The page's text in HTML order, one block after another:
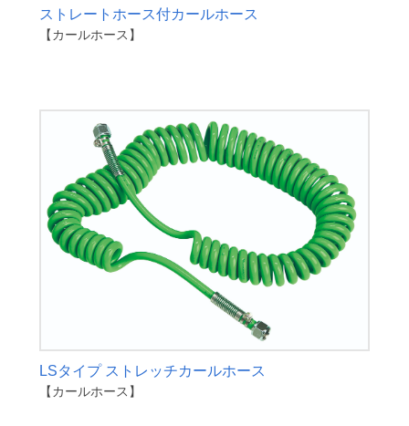
ストレートホース付カールホース
【カールホース】
LSタイプ ストレッチカールホース
【カールホース】